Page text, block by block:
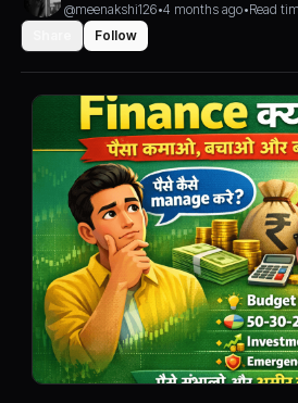
@meenakshi126•4 months ago•Read
Follow